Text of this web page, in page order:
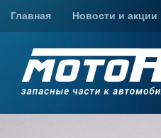
Главная Новости и акции